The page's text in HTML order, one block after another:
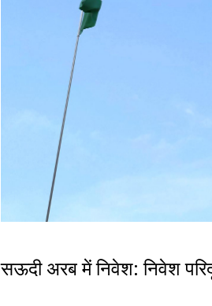
सऊदी अरब में निवेश: निवेश